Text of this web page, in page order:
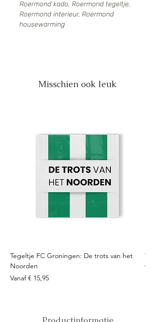
Roermond kado, Roermond tegeltje,
Roermond interieur, Roermond
housewarming
Misschien ook leuk
Tegeltje FC Groningen: De trots van het
Noorden
Vanaf€ 15,95
Verkoopprijs